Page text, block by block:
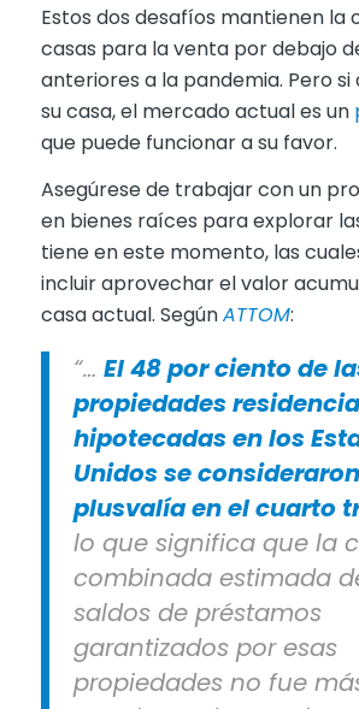
Estos dos desafíos mantienen la
casas para la venta por debajo
anteriores a la pandemia. Pero si
su casa, el mercado actual es un
que puede funcionar a su favor.
Asegúrese de trabajar con un
en bienes raíces para explorar
tiene en este momento, las
incluir aprovechar el valor
casa actual. SegúnATTOM:
“… El 48 por ciento de
propiedades
hipotecadas en los
Unidos se
plusvalía en el cuarto
lo que significa que la
combinada estimada
saldos de préstamos
garantizados por esas
propiedades no fue